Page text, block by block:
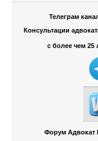
Телеграм
Консультации
с более чем 25
Форум Адвокат